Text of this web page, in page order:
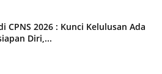
CPNS 2026 : Kunci Kelulusan Ada
Diri,...